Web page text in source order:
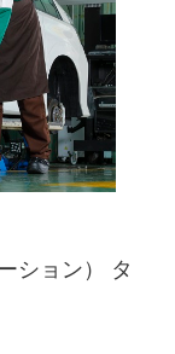
ション） タ